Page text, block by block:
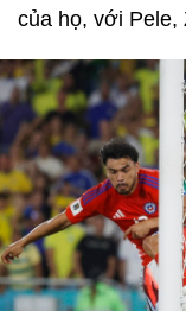
của họ, với Pele,